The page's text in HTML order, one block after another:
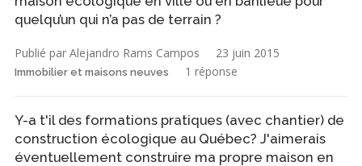
quelqu’un qui n’a pas de terrain ?
Publié par Alejandro Rams Campos 23 juin 2015
Immobilier et maisons neuves 1 réponse
Y-a t'il des formations pratiques (avec chantier) de
construction écologique au Québec? J'aimerais
éventuellement construire ma propre maison en